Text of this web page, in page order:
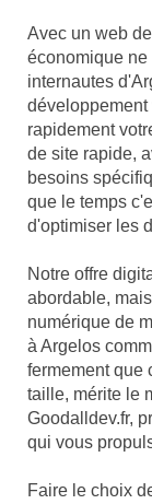
Avec un web
économique ne
internautes
rapidement
de site rapide,
besoins
que le temps
d'optimiser les
Notre offre
abordable,
numérique de
à Argelos
fermement que
taille, mérite le
Goodalldev.fr,
qui vous
Faire le choix